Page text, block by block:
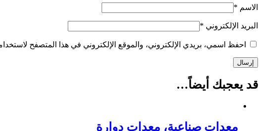
الاسم *
البريد الإلكتروني *
احفظ اسمي، بريدي الإلكتروني، والموقع الإلكتروني في هذا المتصفح
قد يعجبك أيضاً…
معدات صناعية، معدات دوارة